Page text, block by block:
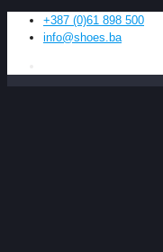
+387 (0)61 898 500
info@shoes.ba